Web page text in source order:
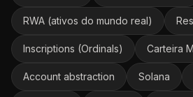
RWA (ativos do mundo real)
Inscriptions (Ordinals) Carteira
Account abstraction Solana